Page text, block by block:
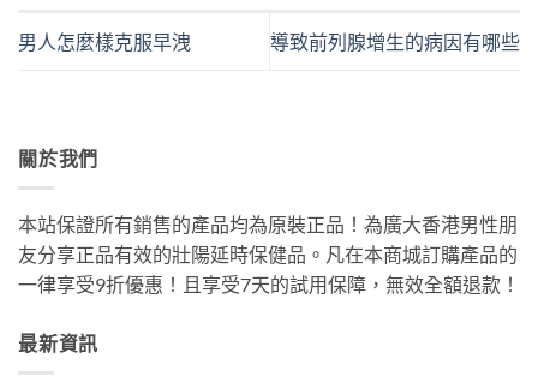
男人怎麼樣克服早洩 導致前列腺增生的病因有哪些
關於我們
本站保證所有銷售的產品均為原裝正品！為廣大香港男性朋
友分享正品有效的壯陽延時保健品。凡在本商城訂購產品的
一律享受9折優惠！且享受7天的試用保障，無效全額退款！
最新資訊